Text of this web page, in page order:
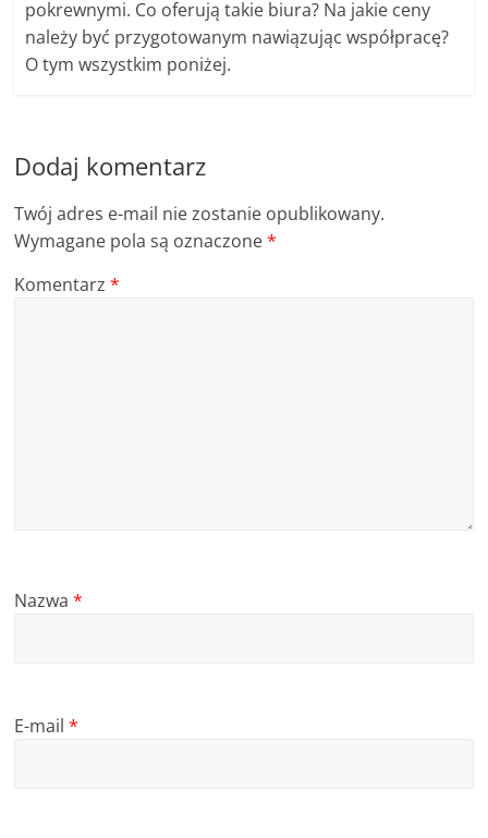
pokrewnymi. Co oferują takie biura? Na jakie ceny
należy być przygotowanym nawiązując współpracę?
O tym wszystkim poniżej.
Dodaj komentarz
Twój adres e-mail nie zostanie opublikowany.
Wymagane pola są oznaczone*
Komentarz*
Nazwa*
E-mail*